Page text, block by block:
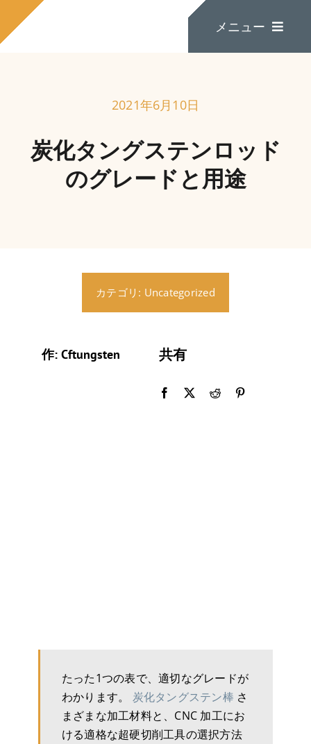
テ
メニュー
私たちについて
製品
2021年6月10日
炭化タングステンロッド
のグレードと用途
カテゴリ: Uncategorized
作: Cftungsten 共有
たった1つの表で、適切なグレードが
わかります。 炭化タングステン棒 さ
まざまな加工材料と、CNC 加工にお
ける適格な超硬切削工具の選択方法